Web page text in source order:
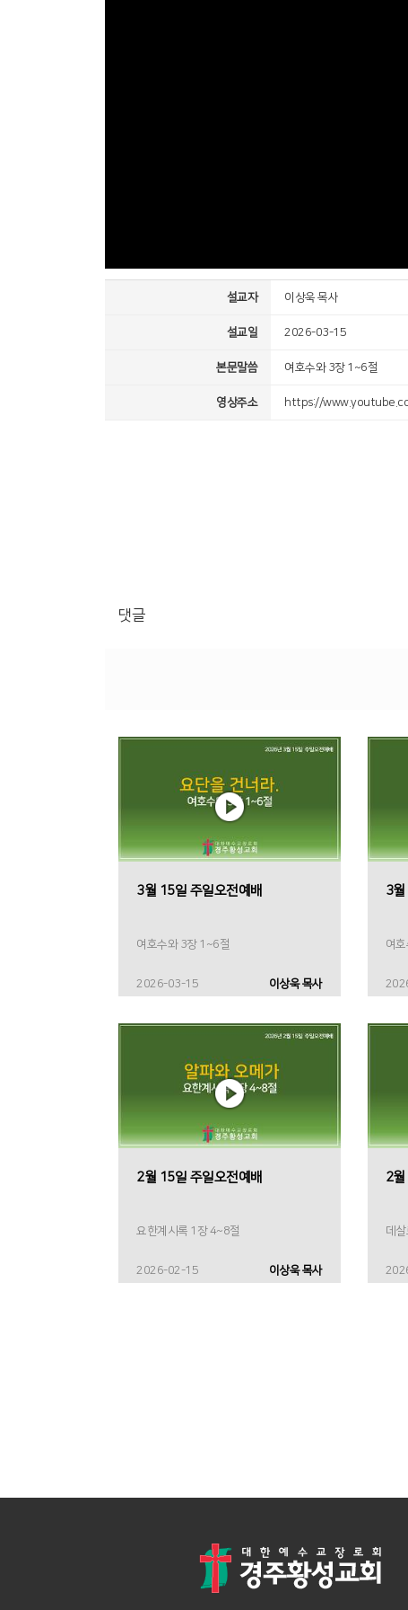
설교자 이상욱 목사
설교일 2026-03-15
본문말씀 여호수와 3장 1~6절
영상주소 https://
댓글
3월 15일 주일오전예배
여호수와 3장 1~6절
2026-03-15 이상욱 목사
3월
여
2월 15일 주일오전예배
요한계시록 1장 4~8절
2026-02-15 이상욱 목사
2월
데